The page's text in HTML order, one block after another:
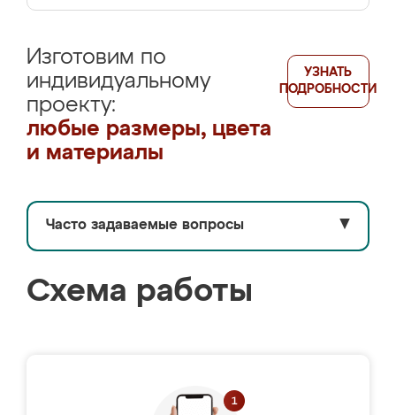
Изготовим по
индивидуальному
проекту:
любые размеры, цвета
и материалы
УЗНАТЬ
ПОДРОБНОСТИ
Часто задаваемые вопросы ▼
Схема работы